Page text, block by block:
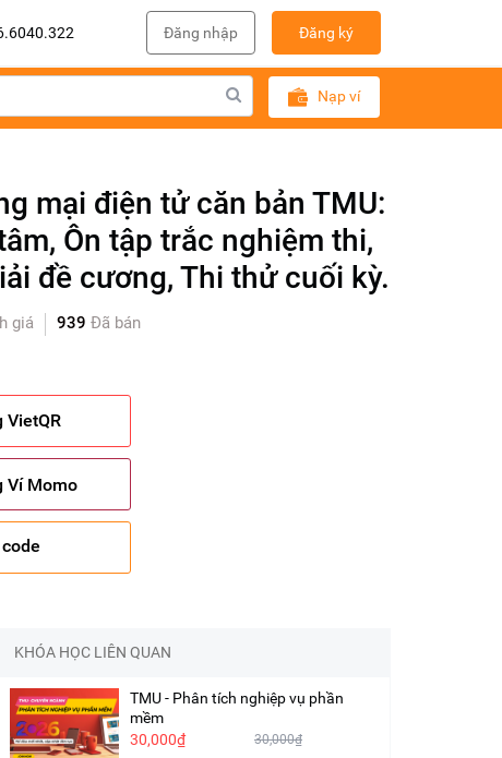
Đăng nhập Đăng ký
Nạp ví
mại điện tử căn bản TMU:
Ôn tập trắc nghiệm thi,
đề cương, Thi thử cuối kỳ.
giá 939 Đã bán
VietQR
Ví Momo
KHÓA HỌC LIÊN QUAN
TMU - Phân tích nghiệp vụ phần
mềm
30,000₫
30,000₫